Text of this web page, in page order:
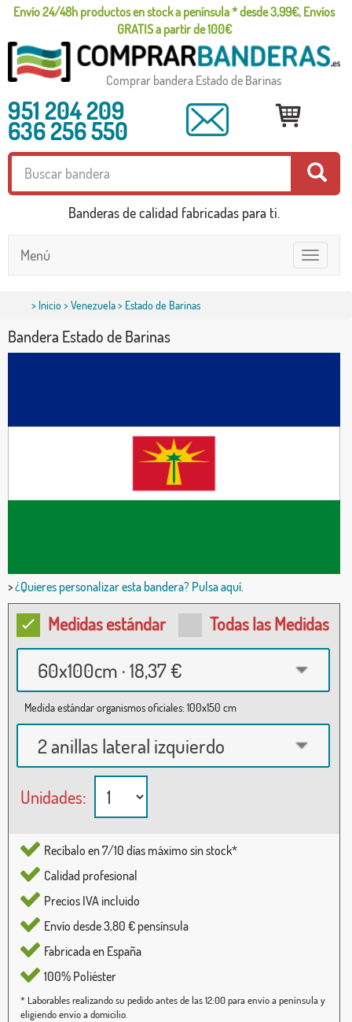
Envío 24/48h productos en stock a península * desde 3,99€, Envíos
GRATIS a partir de 100€
Comprar bandera Estado de Barinas
951 204 209
636 256 550
Banderas de calidad fabricadas para ti.
Toggle
navigation
Menú
> Inicio>Venezuela> Estado de Barinas
Bandera Estado de Barinas
>¿Quieres personalizar esta bandera? Pulsa aquí.
Medidas estándar Todas las Medidas
60x100cm · 18,37 €
Medida estándar organismos oficiales: 100x150 cm
2 anillas lateral izquierdo
Unidades:
Recíbalo en 7/10 días máximo sin stock*
Calidad profesional
Precios IVA incluido
Envío desde 3,80 € pensínsula
Fabricada en España
100% Poliéster
* Laborables realizando su pedido antes de las 12:00 para envío a península y
eligiendo envío a domicilio.